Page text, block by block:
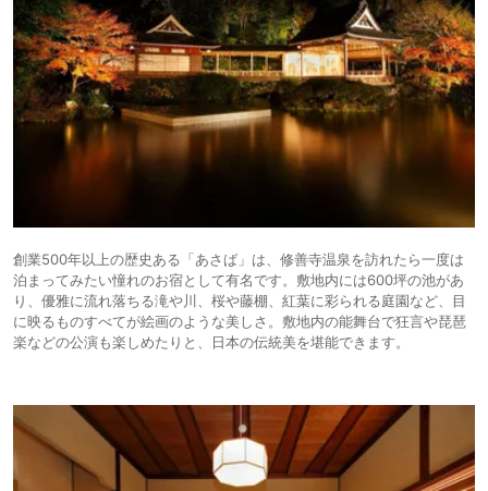
創業500年以上の歴史ある「あさば」は、修善寺温泉を訪れたら一度は
泊まってみたい憧れのお宿として有名です。敷地内には600坪の池があ
り、優雅に流れ落ちる滝や川、桜や藤棚、紅葉に彩られる庭園など、目
に映るものすべてが絵画のような美しさ。敷地内の能舞台で狂言や琵琶
楽などの公演も楽しめたりと、日本の伝統美を堪能できます。